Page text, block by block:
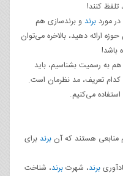
کنند!
موردبرند و برندسازی هم
ارائه دهید، بالاخره می‌توان
باشد!
هم به رسمیت بشناسیم، باید
کدام تعریف، مد نظرمان است.
استفاده می‌کنیم.
منابعی هستند که آن برند برای
برند، شهرتبرند، شناخت